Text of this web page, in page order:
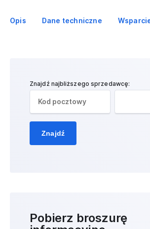
Opis Dane techniczne
Znajdź najbliższego sprzedawcę:
Znajdź
Pobierz broszurę